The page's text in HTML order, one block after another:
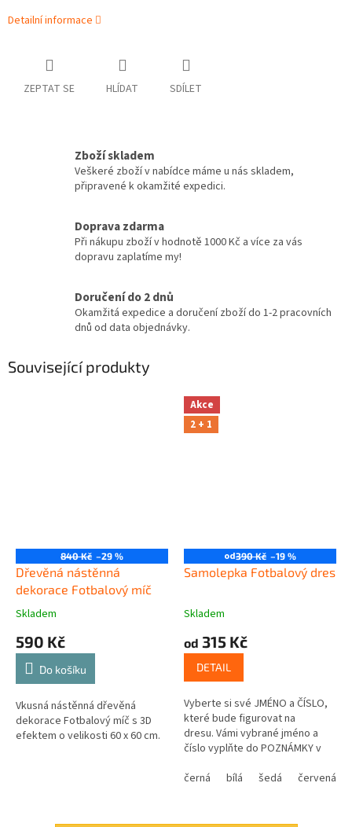
Detailní informace
ZEPTAT SE HLÍDAT SDÍLET
Zboží skladem
Veškeré zboží v nabídce máme u nás skladem,
připravené k okamžité expedici.
Doprava zdarma
Při nákupu zboží v hodnotě 1000 Kč a více za vás
dopravu zaplatíme my!
Doručení do 2 dnů
Okamžitá expedice a doručení zboží do 1-2 pracovních
dnů od data objednávky.
Související produkty
840 Kč –29 %
Dřevěná nástěnná
dekorace Fotbalový míč
Skladem
590 Kč
Do košíku
Vkusná nástěnná dřevěná
dekorace Fotbalový míč s 3D
efektem o velikosti 60 x 60 cm.
Akce
2 + 1
od390 Kč –19 %
Samolepka Fotbalový dres
Skladem
od 315 Kč
DETAIL
Vyberte si své JMÉNO a ČÍSLO,
které bude figurovat na
dresu. Vámi vybrané jméno a
číslo vyplňte do POZNÁMKY v
černá
bílá šedá červená